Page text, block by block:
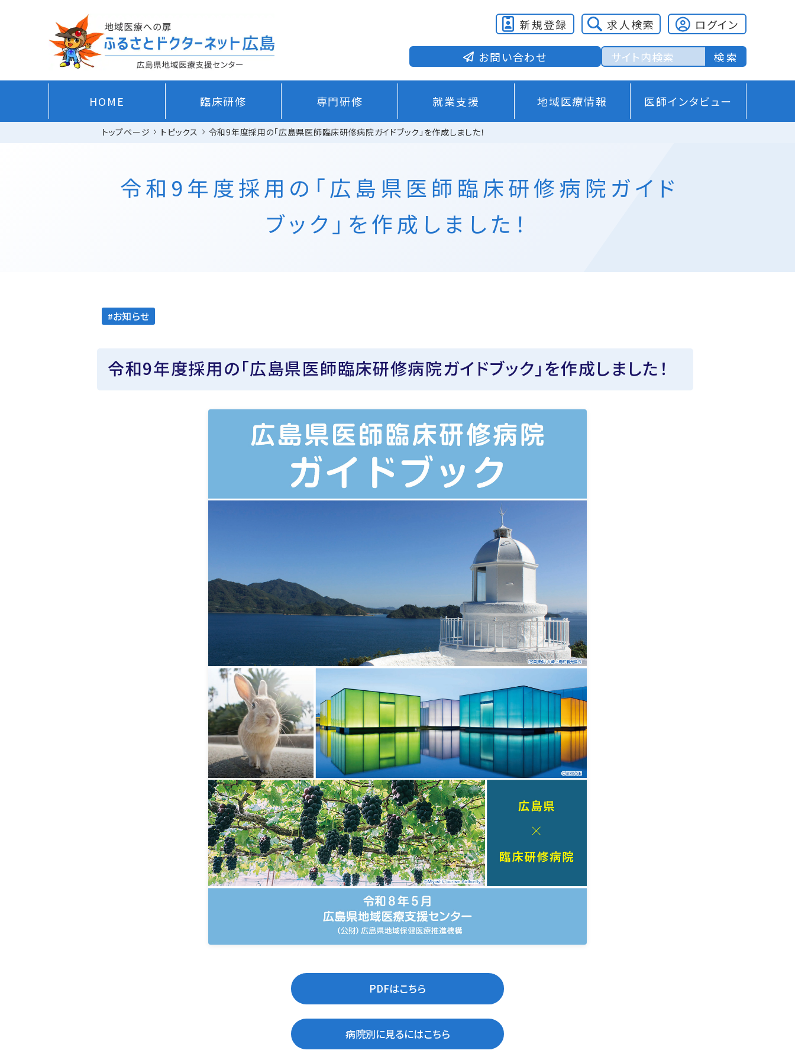
新規登録 求人検索 ログイン
お問い合わせ
HOME 臨床研修 専門研修 就業支援 地域医療情報 医師インタビュー
トップページ トピックス 令和9年度採用の「広島県医師臨床研修病院ガイドブック」を作成しました！
令和9年度採用の「広島県医師臨床研修病院ガイド
ブック」を作成しました！
お知らせ
令和9年度採用の「広島県医師臨床研修病院ガイドブック」を作成しました！
PDFはこちら
病院別に見るにはこちら